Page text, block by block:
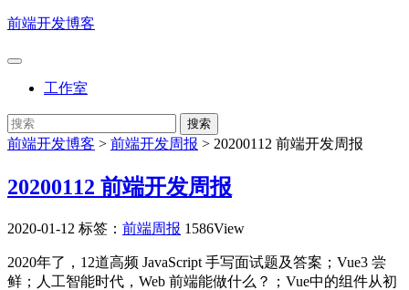
前端开发博客
工作室
前端开发博客 > 前端开发周报 > 20200112 前端开发周报
20200112 前端开发周报
2020-01-12 标签： 前端周报 1586View
2020年了，12道高频 JavaScript 手写面试题及答案；Vue3 尝
鲜；人工智能时代，Web 前端能做什么？；Vue中的组件从初